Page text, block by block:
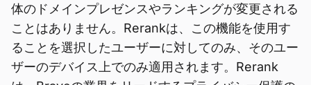
体のドメインプレゼンスやランキングが変更される
ことはありません。Rerankは、この機能を使用す
ることを選択したユーザーに対してのみ、そのユー
ザーのデバイス上でのみ適用されます。Rerank